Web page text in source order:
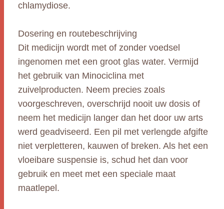
chlamydiose.
Dosering en routebeschrijving
Dit medicijn wordt met of zonder voedsel
ingenomen met een groot glas water. Vermijd
het gebruik van Minociclina met
zuivelproducten. Neem precies zoals
voorgeschreven, overschrijd nooit uw dosis of
neem het medicijn langer dan het door uw arts
werd geadviseerd. Een pil met verlengde afgifte
niet verpletteren, kauwen of breken. Als het een
vloeibare suspensie is, schud het dan voor
gebruik en meet met een speciale maat
maatlepel.